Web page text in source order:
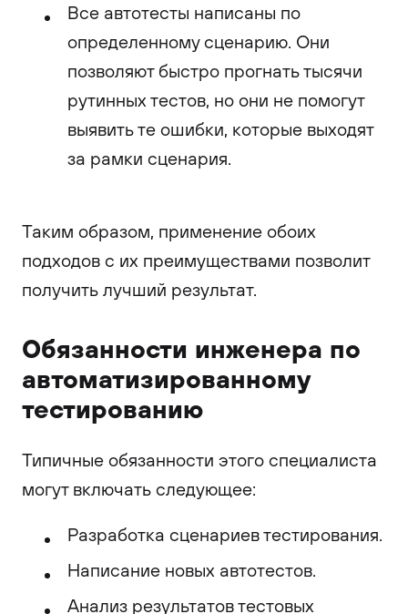
Все автотесты написаны по
определенному сценарию. Они
позволяют быстро прогнать тысячи
рутинных тестов, но они не помогут
выявить те ошибки, которые выходят
за рамки сценария.
Таким образом, применение обоих
подходов с их преимуществами позволит
получить лучший результат.
Обязанности инженера по
автоматизированному
тестированию
Типичные обязанности этого специалиста
могут включать следующее:
Разработка сценариев тестирования.
Написание новых автотестов.
Анализ результатов тестовых